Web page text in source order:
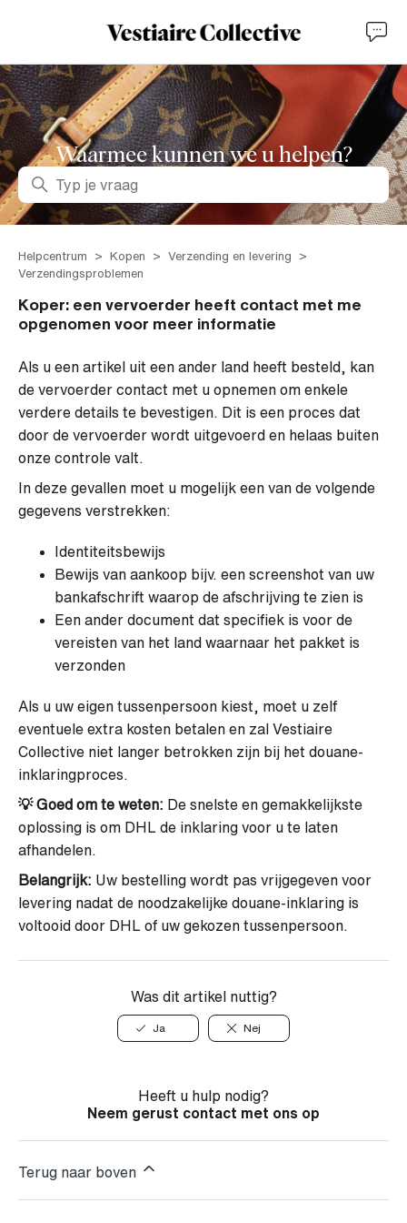
Waarmee kunnen we u helpen?
Zoeken
Helpcentrum Kopen
Verzending en levering
Verzendingsproblemen
Koper: een vervoerder heeft contact met me
opgenomen voor meer informatie
Als u een artikel uit een ander land heeft besteld, kan
de vervoerder contact met u opnemen om enkele
verdere details te bevestigen. Dit is een proces dat
door de vervoerder wordt uitgevoerd en helaas buiten
onze controle valt.
In deze gevallen moet u mogelijk een van de volgende
gegevens verstrekken:
Identiteitsbewijs
Bewijs van aankoop bijv. een screenshot van uw
bankafschrift waarop de afschrijving te zien is
Een ander document dat specifiek is voor de
vereisten van het land waarnaar het pakket is
verzonden
Als u uw eigen tussenpersoon kiest, moet u zelf
eventuele extra kosten betalen en zal Vestiaire
Collective niet langer betrokken zijn bij het douane-
inklaringproces.
💡Goed om te weten: De snelste en gemakkelijkste
oplossing is om DHL de inklaring voor u te laten
afhandelen.
Belangrijk: Uw bestelling wordt pas vrijgegeven voor
levering nadat de noodzakelijke douane-inklaring is
voltooid door DHL of uw gekozen tussenpersoon.
Was dit artikel nuttig?
Ja Nej
Heeft u hulp nodig?
Neem gerust contact met ons op
Terug naar boven